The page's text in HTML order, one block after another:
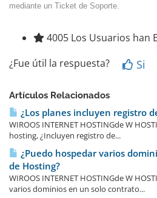
mediante un Ticket de Soporte.
4005 Los Usuarios han
¿Fue útil la respuesta?
Si
Artículos Relacionados
¿Los planes incluyen registro
WIROOS INTERNET HOSTINGde W
hosting, ¿Incluyen registro de...
¿Puedo hospedar varios
de Hosting?
WIROOS INTERNET HOSTINGde W
varios dominios en un solo contrato...